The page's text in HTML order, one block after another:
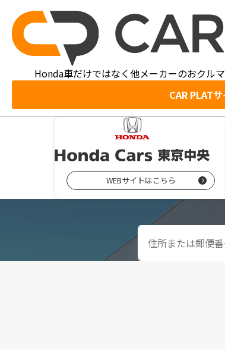
Honda車だけではなく他メーカーのおクル
CAR PLAT
WEBサイトはこちら